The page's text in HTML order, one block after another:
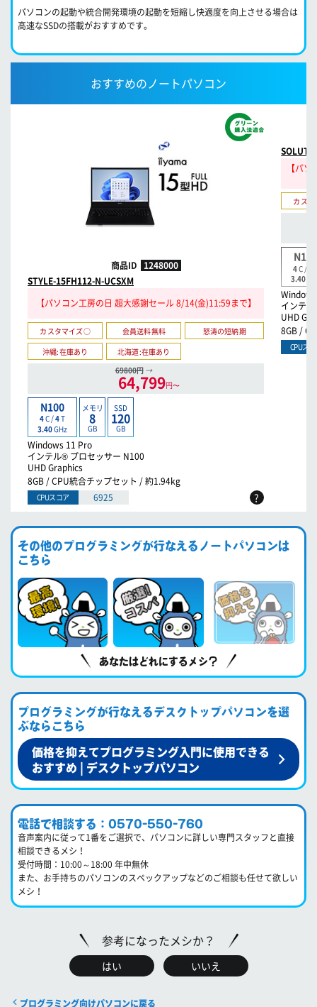
パソコンの起動や統合開発環境の起動を短縮し快適度を向上させる場合は
高速なSSDの搭載がおすすめです。
おすすめのノートパソコン
商品ID
1248000
STYLE-15FH112-N-UCSXM
【パソコン工房の日 超大感謝セール 8/14(金)11:59まで】
カスタマイズ○ 会員送料無料
怒涛の短納期
沖縄:在庫あり
北海道:在庫あり
69800円 →
64,799円〜
N100
4C /4T
3.40GHz
メモリ
8
GB
SSD
120
GB
Windows 11 Pro
インテル® プロセッサー N100
UHD Graphics
8GB / CPU統合チップセット / 約1.94kg
CPUスコア 6925 ?
【パ
カス
N100
4C /
3.40
インテ
UHD
8GB /
CPUス
その他のプログラミングが行なえるノートパソコンは
こちら
あなたはどれにするメシ？
プログラミングが行なえるデスクトップパソコンを選
ぶならこちら
価格を抑えてプログラミング入門に使用できる
おすすめ | デスクトップパソコン
電話で相談する：0570-550-760
音声案内に従って1番をご選択で、パソコンに詳しい専門スタッフと直接
相談できるメシ！
受付時間：10:00～18:00 年中無休
また、お手持ちのパソコンのスペックアップなどのご相談も任せて欲しい
メシ！
参考になったメシか？
はい いいえ
プログラミング向けパソコンに戻る